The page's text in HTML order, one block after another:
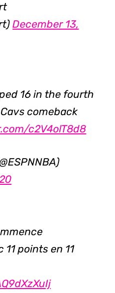
December 13,
16 in the fourth
comeback
c2V4olT8d8
points en 11